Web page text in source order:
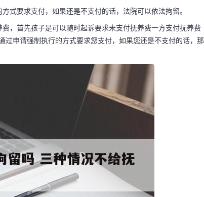
式要求支付，如果还是不支付的话，法院可以依法拘留。
，首先孩子是可以随时起诉要求未支付抚养费一方支付抚养费
申请强制执行的方式要求您支付，如果您还是不支付的话，那